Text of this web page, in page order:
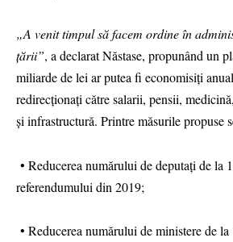
„A venit timpul să facem ordine în
țării”, a declarat Năstase, propunând un
miliarde de lei ar putea fi economisiți
redirecționați către salarii, pensii,
și infrastructură. Printre măsurile propuse
• Reducerea numărului de deputați de la
referendumului din 2019;
• Reducerea numărului de ministere de